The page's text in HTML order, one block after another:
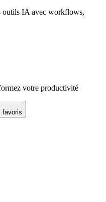
outils IA avec workflows,
votre productivité
favoris